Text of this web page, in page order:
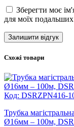
Зберегти моє
для моїх подальших
Схожі товари
Код: DSRZPN416-
Трубка
Ø16мм – 100м,